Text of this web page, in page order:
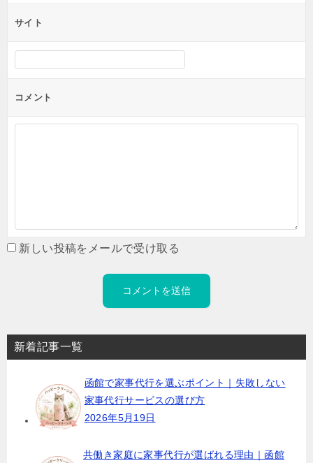
サイト
コメント
新しい投稿をメールで受け取る
新着記事一覧
函館で家事代行を選ぶポイント｜失敗しない
家事代行サービスの選び方
2026年5月19日
共働き家庭に家事代行が選ばれる理由｜函館